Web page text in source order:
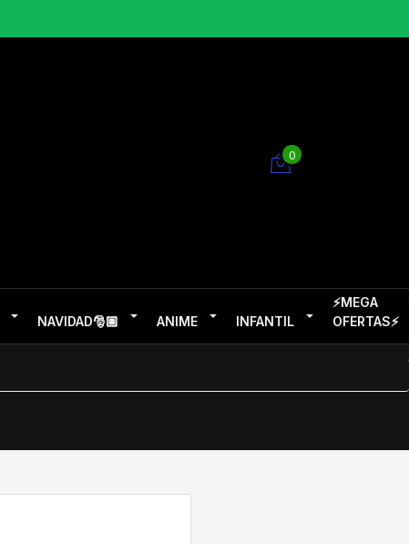
0
NAVIDAD🎅🏽 ANIME INFANTIL
⚡MEGA
OFERTAS⚡